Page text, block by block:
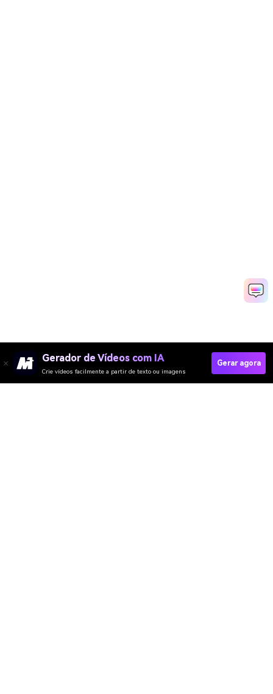
Gerador de Vídeos com IA
Crie vídeos facilmente a partir de texto ou imagens
Gerar agora